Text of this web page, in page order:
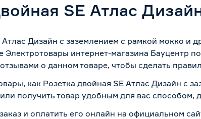
SE Атлас
Атлас Дизайн с заземлением с рамкой мокко и
Электротовары интернет-магазина Бауцентр
о данном товаре, чтобы сделать
как Розетка двойная SE Атлас Дизайн с
получить товар удобным для вас способом,
и оплатить его онлайн на официальном